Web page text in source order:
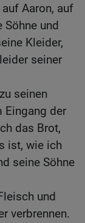
Aaron, auf
und
Kleider,
seiner
seinen
Eingang der
das Brot,
ist, wie ich
seine Söhne
und
verbrennen.